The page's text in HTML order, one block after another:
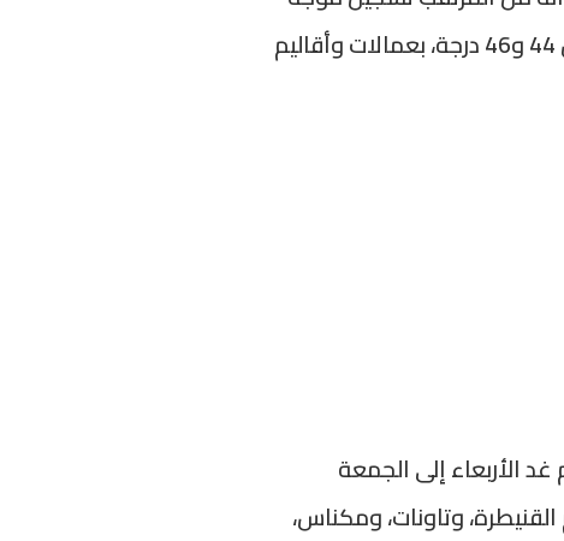
حر، من اليوم الثلاثاء إلى الخميس المقبل، مع درجات حرارة تتراوح ما بين 44 و46 درجة، بعمالات وأقاليم
الأربعاء إلى الجمعة
عمالات وأقاليم القنيطرة، وتاونات، ومكناس،